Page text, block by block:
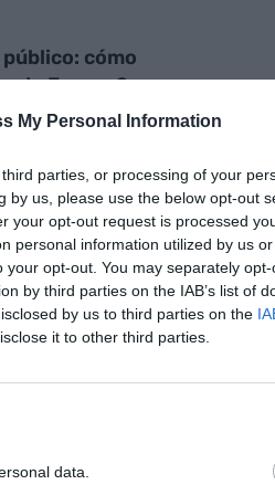
My Personal Information
parties, or processing of your
by us, please use the below opt-out
your opt-out request is processed
personal information utilized by us
opt-out. You may separately
by third parties on the IAB’s list of
by us to third parties on the
it to other third parties.
data.
cómo
de Europa?
grave de las
con creces por
renombre como el
Europa mantiene aún
soluciones. A la espera
está gobernada por
5, siete dentro del top